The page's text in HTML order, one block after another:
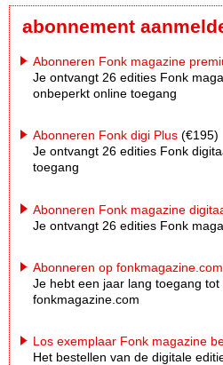
abonnement
Abonneren Fonk magazine
Je ontvangt 26 edities Fonk
onbeperkt online toegang
Abonneren Fonk digi Plus (€195)
Je ontvangt 26 edities Fonk
toegang
Abonneren Fonk magazine
Je ontvangt 26 edities Fonk
Abonneren op fonkmagazine.com
Je hebt een jaar lang toegang tot
fonkmagazine.com
Los exemplaar Fonk magazine
Het bestellen van de digitale